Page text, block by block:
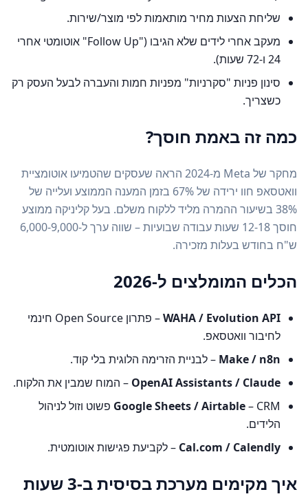
שליחת הצעות מחיר מותאמות לפי מוצר/שירות.
מעקב אחרי לידים שלא הגיבו ("Follow Up" אוטומטי אחרי
24 ו-72 שעות).
סינון פניות "סקרניות" מפניות חמות והעברה לבעל העסק רק
כשצריך.
כמה זה באמת חוסך?
מחקר של Meta מ-2024 הראה שעסקים שהטמיעו אוטומציית
וואטסאפ חוו ירידה של 67% בזמן המענה הממוצע ועלייה של
38% בשיעור ההמרה מליד ללקוח משלם. בעל קליניקה ממוצע
חוסך 12-18 שעות עבודה שבועיות – שווה ערך ל-6,000-9,000
ש"ח בחודש בעלות מזכירה.
הכלים המומלצים ל-2026
WAHA / Evolution API
– פתרון Open Source חינמי
לחיבור וואטסאפ.
Make / n8n – לבניית הזרימה הלוגית בלי קוד.
OpenAI Assistants / Claude – המוח שמבין את הלקוח.
Google Sheets / Airtable – CRM פשוט וזול לניהול
הלידים.
Cal.com / Calendly – לקביעת פגישות אוטומטית.
איך מקימים מערכת בסיסית ב-3 שעות